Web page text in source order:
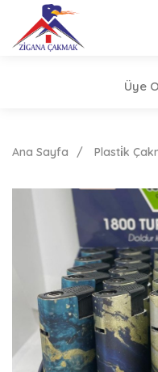
Üye
Ana Sayfa Plasti̇k